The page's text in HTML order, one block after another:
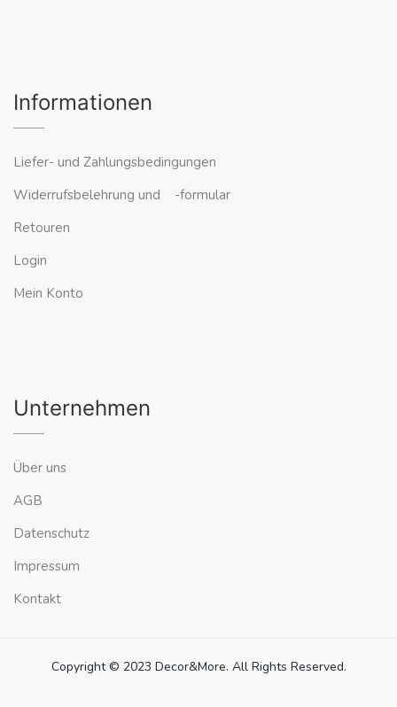
Informationen
Liefer- und Zahlungsbedingungen
Widerrufsbelehrung und -formular
Retouren
Login
Mein Konto
Unternehmen
Über uns
AGB
Datenschutz
Impressum
Kontakt
Copyright © 2023 Decor&More. All Rights Reserved.